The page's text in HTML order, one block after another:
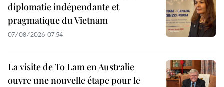
diplomatie indépendante et
pragmatique du Vietnam
07/08/2026 07:54
La visite de To Lam en Australie
ouvre une nouvelle étape pour le